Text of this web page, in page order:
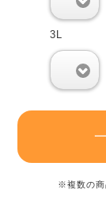
3L
※複数の商